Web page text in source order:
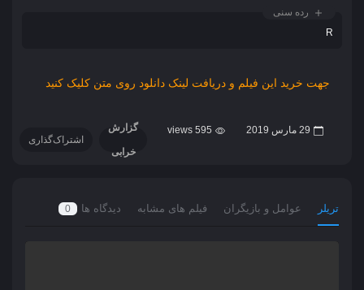
رده سنی
R
جهت خرید این فیلم و دریافت لینک دانلود روی متن کلیک کنید
29 مارس 2019 595 views گزارش
خرابی
اشتراک‌گذاری
تریلر عوامل و بازیگران فیلم های مشابه دیدگاه ها 0